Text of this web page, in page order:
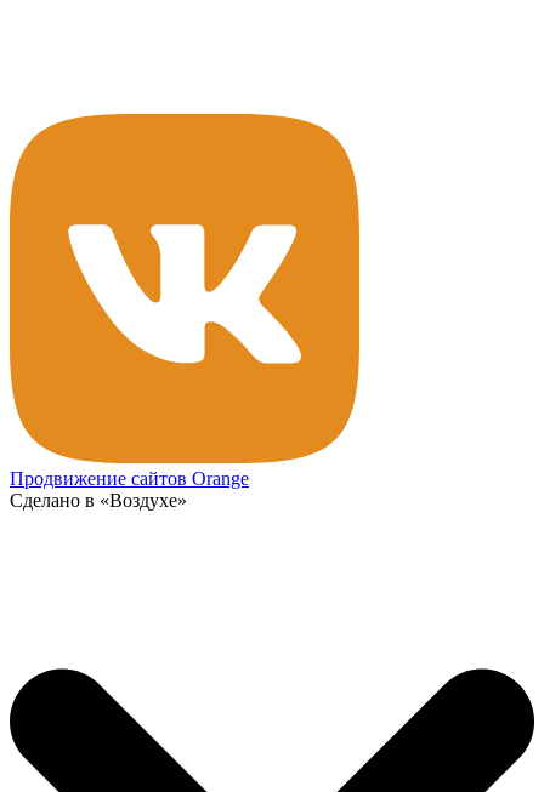
Продвижение сайтов Orange
Сделано в «Воздухе»